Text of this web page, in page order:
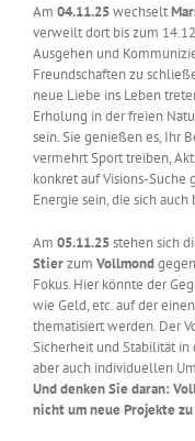
Am 04.11.25wechselt
verweilt dort bis zum
Ausgehen und
Freundschaften zu
neue Liebe ins Leben
Erholung in der freien
sein. Sie genießen es, Ihr
vermehrt Sport treiben,
konkret auf Visions-Suche
Energie sein, die sich
Am 05.11.25stehen sich
Stierzum Vollmond
Fokus. Hier könnte der
wie Geld, etc. auf der
thematisiert werden. Der
Sicherheit und Stabilität
aber auch individuellen
Und denken Sie daran:
nicht um neue Projekte